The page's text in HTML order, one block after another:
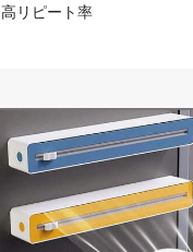
高リピート率